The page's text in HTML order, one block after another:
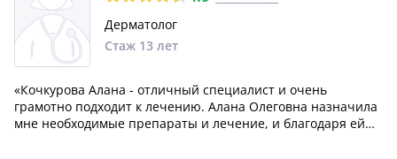
Дерматолог
Стаж 13 лет
«Кочкурова Алана - отличный специалист и очень
грамотно подходит к лечению. Алана Олеговна назначила
мне необходимые препараты и лечение, и благодаря ей